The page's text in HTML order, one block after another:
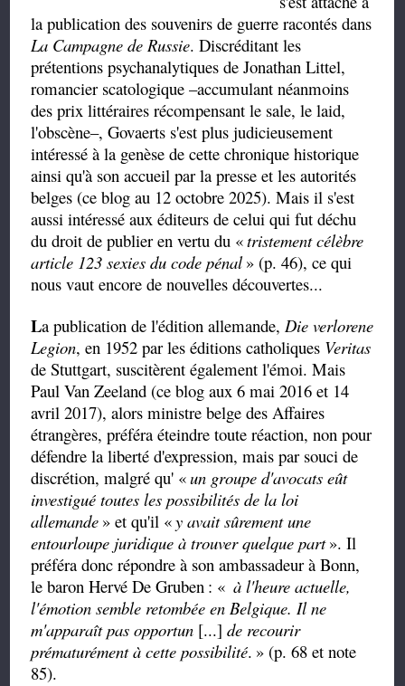
la publication des souvenirs de guerre racontés dans
La Campagne de Russie. Discréditant les
prétentions psychanalytiques de Jonathan Littel,
romancier scatologique –accumulant néanmoins
des prix littéraires récompensant le sale, le laid,
l'obscène–, Govaerts s'est plus judicieusement
intéressé à la genèse de cette chronique historique
ainsi qu'à son accueil par la presse et les autorités
belges (ce blog au 12 octobre 2025). Mais il s'est
aussi intéressé aux éditeurs de celui qui fut déchu
du droit de publier en vertu du «tristement célèbre
article 123 sexies du code pénal» (p. 46), ce qui
nous vaut encore de nouvelles découvertes...
La publication de l'édition allemande,Die verlorene
Legion, en 1952 par les éditions catholiques Veritas
de Stuttgart, suscitèrent également l'émoi. Mais
Paul Van Zeeland (ce blog aux 6 mai 2016 et 14
avril 2017), alors ministre belge des Affaires
étrangères, préféra éteindre toute réaction, non pour
défendre la liberté d'expression, mais par souci de
discrétion, malgré qu' «un groupe d'avocats eût
investigué toutes les possibilités de la loi
allemande » et qu'il «y avait sûrement une
entourloupe juridique à trouver quelque part». Il
préféra donc répondre à son ambassadeur à Bonn,
le baron Hervé De Gruben : « à l'heure actuelle,
l'émotion semble retombée en Belgique. Il ne
m'apparaît pas opportun [...]de recourir
prématurément à cette possibilité. » (p. 68 et note
85).